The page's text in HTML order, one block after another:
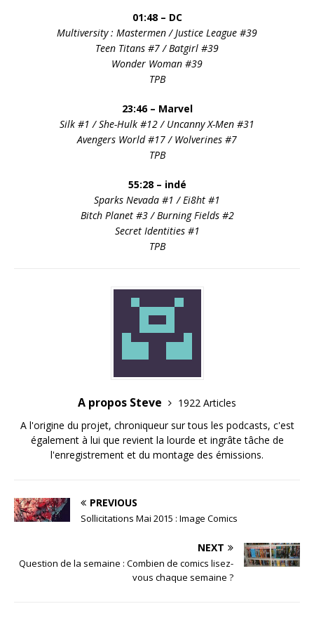
01:48 – DC
Multiversity : Mastermen / Justice League #39
Teen Titans #7 / Batgirl #39
Wonder Woman #39
TPB
23:46 – Marvel
Silk #1 / She-Hulk #12 / Uncanny X-Men #31
Avengers World #17 / Wolverines #7
TPB
55:28 – indé
Sparks Nevada #1 / Ei8ht #1
Bitch Planet #3 / Burning Fields #2
Secret Identities #1
TPB
A propos Steve
1922 Articles
A l'origine du projet, chroniqueur sur tous les podcasts, c'est
également à lui que revient la lourde et ingrâte tâche de
l'enregistrement et du montage des émissions.
PREVIOUS
Sollicitations Mai 2015 : Image Comics
NEXT
Question de la semaine : Combien de comics lisez-
vous chaque semaine ?